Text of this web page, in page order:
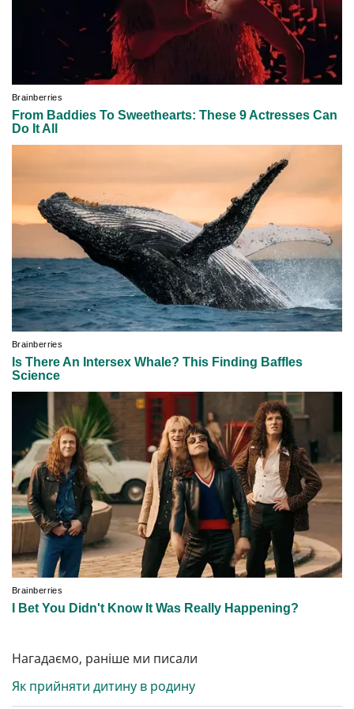
Нагадаємо, раніше ми писали
Як прийняти дитину в родину